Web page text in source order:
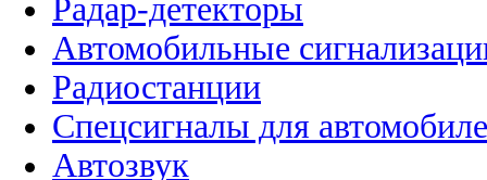
Радар-детекторы
Автомобильные
Радиостанции
Спецсигналы для
Автозвук